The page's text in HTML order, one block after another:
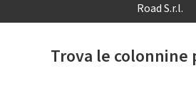
Road S.r.l.
Trova le colonnine